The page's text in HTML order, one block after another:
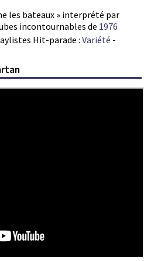
les bateaux » interprété par
incontournables de 1976
Hit-parade :Variété -